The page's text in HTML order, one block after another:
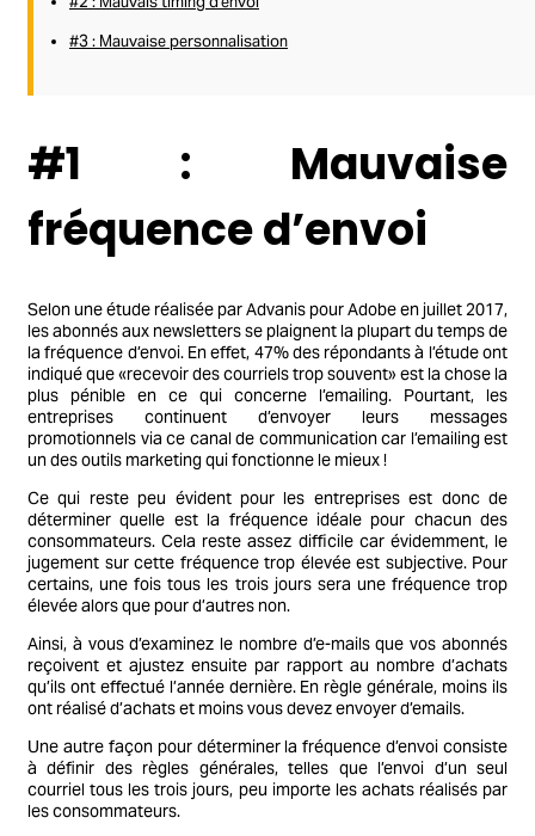
#3 : Mauvaise personnalisation
#1 : Mauvaise
fréquence d’envoi
Selon une étude réalisée par Advanis pour Adobe en juillet 2017,
les abonnés aux newsletters se plaignent la plupart du temps de
la fréquence d’envoi. En effet, 47% des répondants à l’étude ont
indiqué que «recevoir des courriels trop souvent» est la chose la
plus pénible en ce qui concerne l’emailing. Pourtant, les
entreprises continuent d’envoyer leurs messages
promotionnels via ce canal de communication car l’emailing est
un des outils marketing qui fonctionne le mieux !
Ce qui reste peu évident pour les entreprises est donc de
déterminer quelle est la fréquence idéale pour chacun des
consommateurs. Cela reste assez difficile car évidemment, le
jugement sur cette fréquence trop élevée est subjective. Pour
certains, une fois tous les trois jours sera une fréquence trop
élevée alors que pour d’autres non.
Ainsi, à vous d’examinez le nombre d’e-mails que vos abonnés
reçoivent et ajustez ensuite par rapport au nombre d’achats
qu’ils ont effectué l’année dernière. En règle générale, moins ils
ont réalisé d’achats et moins vous devez envoyer d’emails.
Une autre façon pour déterminer la fréquence d’envoi consiste
à définir des règles générales, telles que l’envoi d’un seul
courriel tous les trois jours, peu importe les achats réalisés par
les consommateurs.